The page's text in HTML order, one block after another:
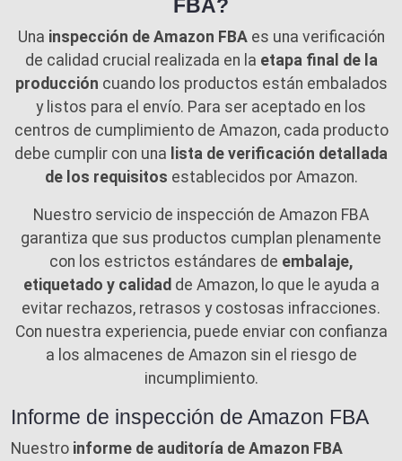
FBA?
Una inspección de Amazon FBAes una verificación
de calidad crucial realizada en la etapa final de la
producción cuando los productos están embalados
y listos para el envío. Para ser aceptado en los
centros de cumplimiento de Amazon, cada producto
debe cumplir con una lista de verificación detallada
de los requisitos establecidos por Amazon.
Nuestro servicio de inspección de Amazon FBA
garantiza que sus productos cumplan plenamente
con los estrictos estándares de embalaje,
etiquetado y calidad de Amazon, lo que le ayuda a
evitar rechazos, retrasos y costosas infracciones.
Con nuestra experiencia, puede enviar con confianza
a los almacenes de Amazon sin el riesgo de
incumplimiento.
Informe de inspección de Amazon FBA
Nuestro informe de auditoría de Amazon FBA